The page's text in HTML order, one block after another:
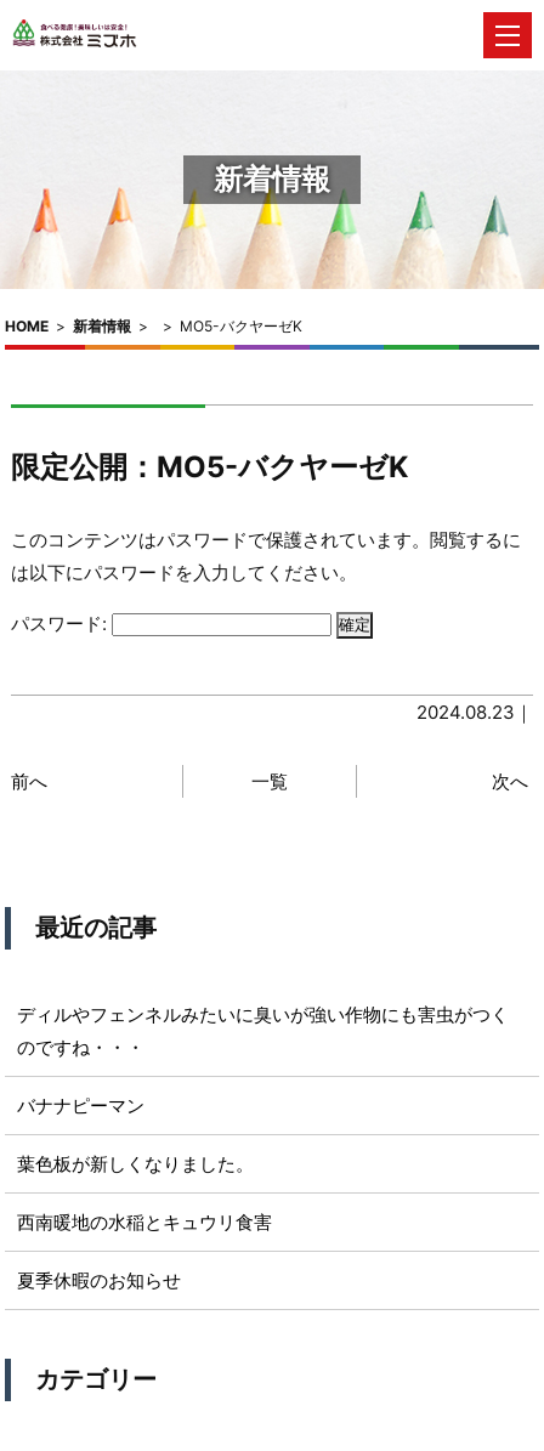
新着情報
HOME > 新着情報 > > MO5-バクヤーゼK
限定公開：MO5-バクヤーゼK
このコンテンツはパスワードで保護されています。閲覧するに
は以下にパスワードを入力してください。
パスワード:
2024.08.23｜
前へ 一覧 次へ
最近の記事
ディルやフェンネルみたいに臭いが強い作物にも害虫がつく
のですね・・・
バナナピーマン
葉色板が新しくなりました。
西南暖地の水稲とキュウリ食害
夏季休暇のお知らせ
カテゴリー